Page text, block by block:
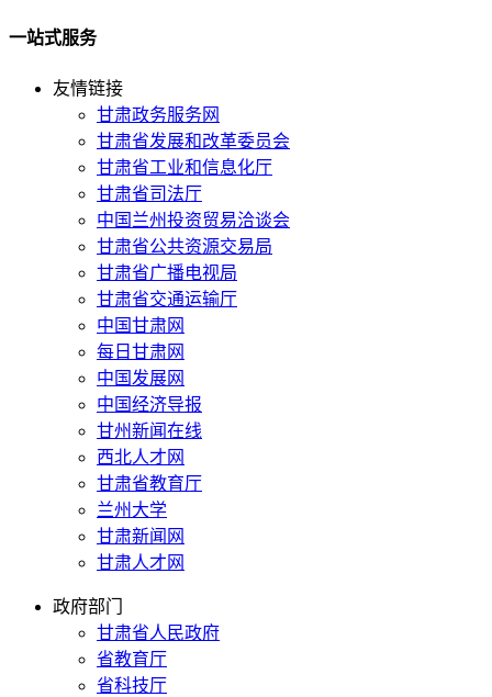
一站式服务
友情链接
甘肃政务服务网
甘肃省发展和改革委员会
甘肃省工业和信息化厅
甘肃省司法厅
中国兰州投资贸易洽谈会
甘肃省公共资源交易局
甘肃省广播电视局
甘肃省交通运输厅
中国甘肃网
每日甘肃网
中国发展网
中国经济导报
甘州新闻在线
西北人才网
甘肃省教育厅
兰州大学
甘肃新闻网
甘肃人才网
政府部门
甘肃省人民政府
省教育厅
省科技厅